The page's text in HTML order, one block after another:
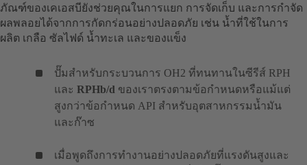
ภัณฑ์ของเคเอสบียังช่วยคุณในการแยก การจัดเก็บ และการกำจัด
ผลพลอยได้จากการกัดกร่อนอย่างปลอดภัย เช่น น้ำที่ใช้ในการ
ผลิต เกลือ ซัลไฟด์ น้ำทะเล และของแข็ง
ปั๊มสำหรับกระบวนการ OH2 ที่ทนทานในซีรีส์ RPH
และ RPHb/d ของเราตรงตามข้อกำหนดหรือแม้แต่
สูงกว่าข้อกำหนด API สำหรับอุตสาหกรรมน้ำมัน
และก๊าซ
เมื่อพูดถึงการทำงานอย่างปลอดภัยที่แรงดันสูงและ